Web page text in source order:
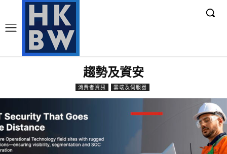
趨勢及資安
消費者資訊 雲端及伺服器